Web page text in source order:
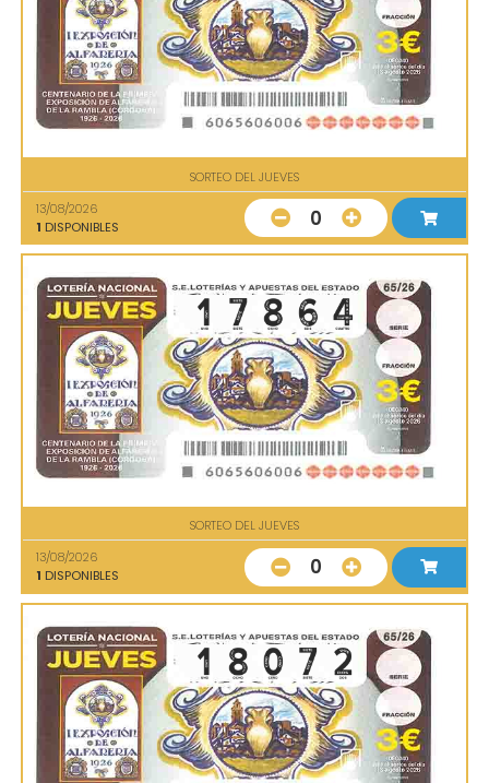
SORTEO DEL JUEVES
13/08/2026
1 DISPONIBLES 0
SORTEO DEL JUEVES
13/08/2026
1 DISPONIBLES 0